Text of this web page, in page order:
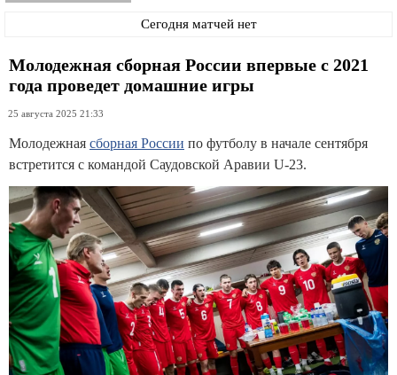
Сегодня матчей нет
Молодежная сборная России впервые с 2021
года проведет домашние игры
25 августа 2025 21:33
Молодежная сборная России по футболу в начале сентября
встретится с командой Саудовской Аравии U-23.